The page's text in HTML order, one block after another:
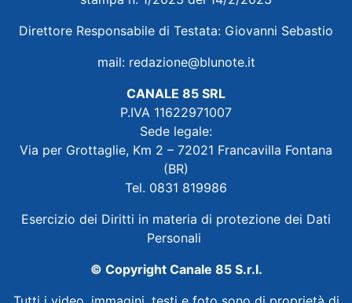
Direttore Responsabile di Testata: Giovanni Sebastio
mail: redazione@blunote.it
CANALE 85 SRL
P.IVA 11622971007
Sede legale:
Via per Grottaglie, Km 2 – 72021 Francavilla Fontana
(BR)
Tel. 0831 819986
Esercizio dei Diritti in materia di protezione dei Dati
Personali
© Copyright Canale 85 S.r.l.